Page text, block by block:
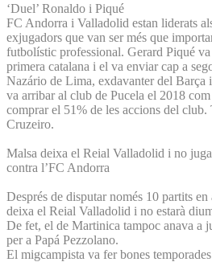
‘Duel’ Ronaldo i Piqué
FC Andorra i Valladolid estan liderats
exjugadors que van ser més que
futbolístic professional. Gerard Piqué
primera catalana i el va enviar cap a
Nazário de Lima, exdavanter del Barça
va arribar al club de Pucela el 2018
comprar el 51% de les accions del club.
Cruzeiro.
Malsa deixa el Reial Valladolid i no
contra l’FC Andorra
Després de disputar només 10 partits
deixa el Reial Valladolid i no estarà
De fet, el de Martinica tampoc anava a
per a Papá Pezzolano.
El migcampista va fer bones